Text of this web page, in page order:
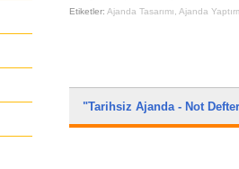
Etiketler: Ajanda Tasarımı ,Ajanda
"Tarihsiz Ajanda - Not